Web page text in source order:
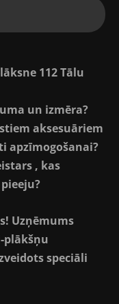
112 Tālu
un izmēra?
aksesuāriem
apzīmogošanai?
, kas
Uzņēmums
plākšņu
speciāli